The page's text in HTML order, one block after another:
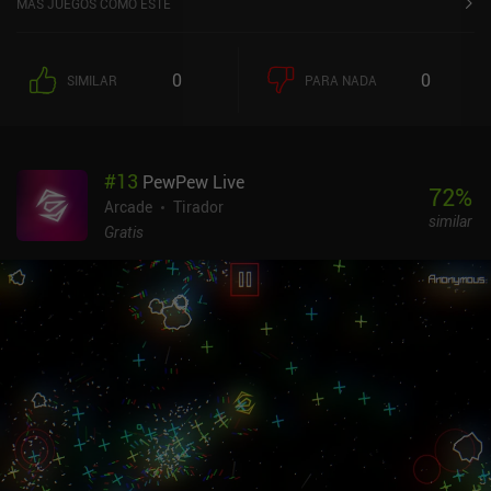
prestar atención a la historia al cabo de un rato, ya que servía
sobre todo como telón de fondo para todos los disparatados
rápidamente: disparos, carreras, peleas, robo de vehículos, atraco
a bancos, persecución de la policía, participación en minijuegos y
mucho más. El juego no se limita a un género específico, sino que
verdad es que funciona. Si nos aburrimos con el trepidante modo
historia, podemos recorrer libremente la ciudad para hacer lo que
queramos, o perfeccionar nuestras habilidades en varios retos
arcade.Por desgracia, esta adaptación del juego para móviles no
es perfecta. Todo se ve demasiado pequeño en pantallas
pequeñas, y los controles táctiles no son cómodos cuando
necesitamos reaccionar con ultra rapidez. Así que es muy
recomendable usar un mando Bluetooth.Retro City Rampage DX es
un juego premium que cuesta 2,99 dólares en Android y 4,99
dólares en iOS. Es un gran homenaje a los juegos clásicos del
MÁS JUEGOS COMO ESTE
SIMILAR 0 PARA NADA 0
#13 PewPew Live
Arcade
Tirador
Gratis
72%
similar